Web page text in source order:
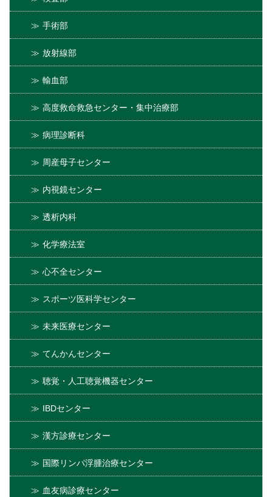
手術部
放射線部
輸血部
高度救命救急センター・集中治療部
病理診断科
周産母子センター
内視鏡センター
透析内科
化学療法室
心不全センター
スポーツ医科学センター
未来医療センター
てんかんセンター
聴覚・人工聴覚機器センター
IBDセンター
漢方診療センター
国際リンパ浮腫治療センター
血友病診療センター